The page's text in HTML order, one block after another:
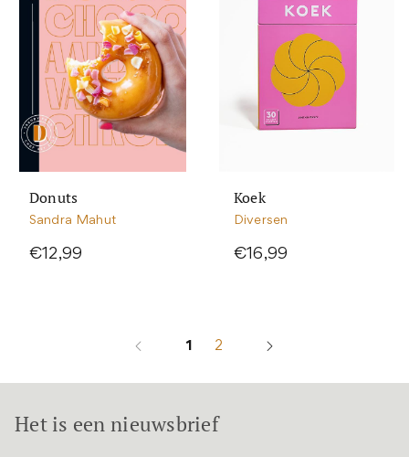
Donuts
Sandra Mahut
€12,99
Koek
Diversen
€16,99
1 2
Het is een nieuwsbrief